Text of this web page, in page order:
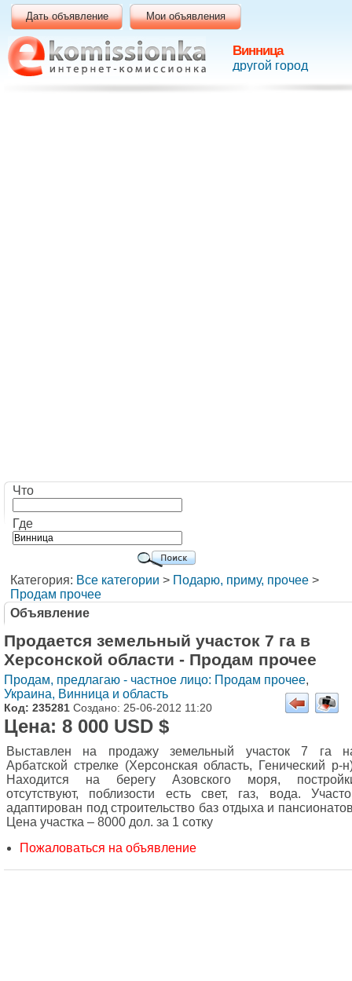
Винница
другой город
Дать объявление Мои объявления
Что
Где
Категория: Все категории > Подарю, приму, прочее >
Продам прочее
Объявление
Продается земельный участок 7 га в
Херсонской области - Продам прочее
Продам, предлагаю - частное лицо: Продам прочее,
Украина, Винница и область
Код: 235281 Создано: 25-06-2012 11:20
Цена: 8 000 USD $
Выставлен на продажу земельный участок 7 га
Арбатской стрелке (Херсонская область, Генический р-
Находится на берегу Азовского моря,
отсутствуют, поблизости есть свет, газ, вода.
адаптирован под строительство баз отдыха и
Цена участка – 8000 дол. за 1 сотку
Пожаловаться на объявление